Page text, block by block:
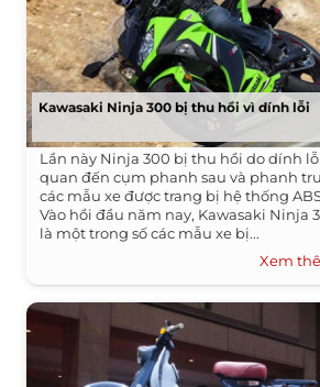
Kawasaki Ninja 300 bị thu hồi vì dính lỗi
Lần này Ninja 300 bị thu hồi do dính
quan đến cụm phanh sau và phanh
các mẫu xe được trang bị hệ thống
Vào hồi đầu năm nay, Kawasaki Ninja
là một trong số các mẫu xe bị...
Xem